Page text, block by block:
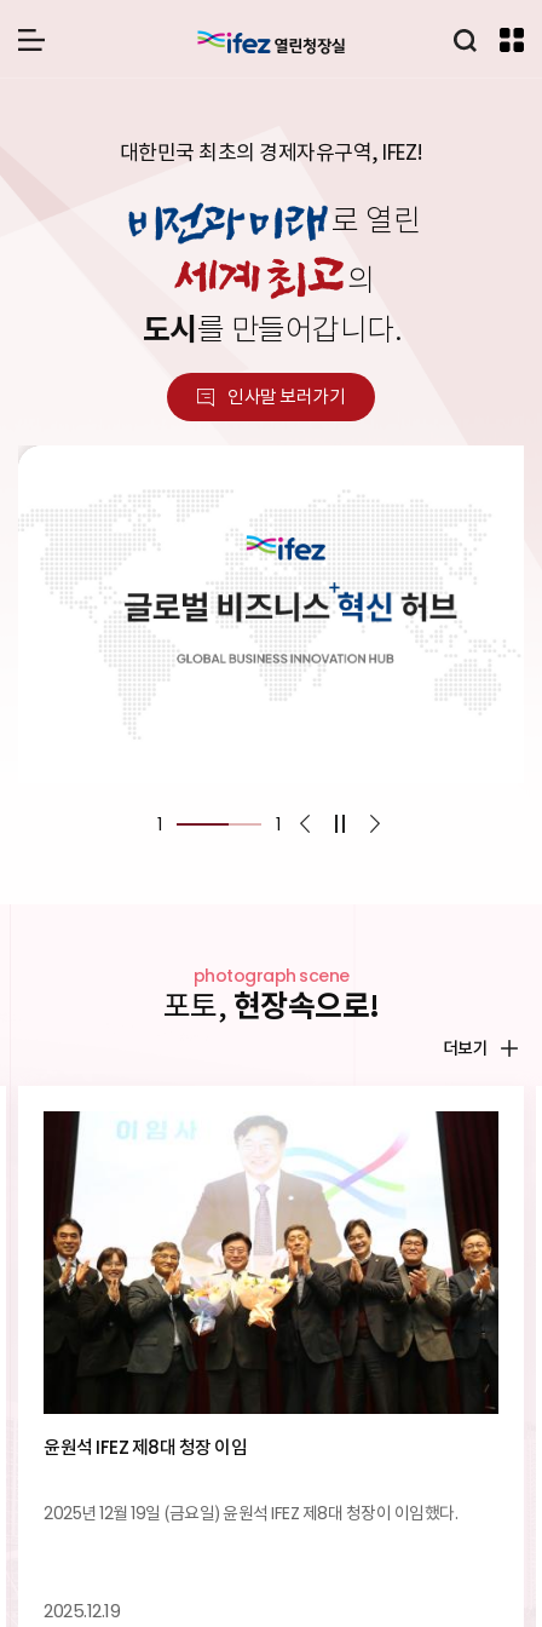
IFEZ 인천경제자유구역 로고
통합검색
대한민국 최초의 경제자유구역, IFEZ!
로 열린
의
도시 를 만들어갑니다.
1 1 정지
인사말 보러가기
photograph scene
포토, 현장속으로!
윤원석 IFEZ 제8대 청장 이임
2025년 12월 19일 (금요일) 윤원석 IFEZ 제8대 청장이 이임했다.
2025.12.19
더보기